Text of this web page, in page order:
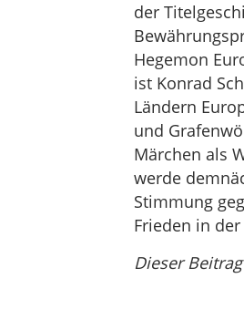
der
Hegemon
ist Konrad
Ländern
und
Märchen als
werde
Stimmung
Frieden in
Dieser